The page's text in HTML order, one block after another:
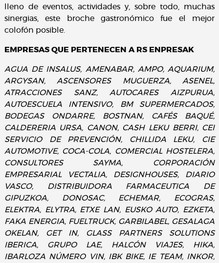
lleno de eventos, actividades y, sobre todo, muchas
sinergias, este broche gastronómico fue el mejor
colofón posible.
EMPRESAS QUE PERTENECEN A RS ENPRESAK
AGUA DE INSALUS, AMENABAR, AMPO, AQUARIUM,
ARGYSAN, ASCENSORES MUGUERZA, ASENEL,
ATRACCIONES SANZ, AUTOCARES AIZPURUA,
AUTOESCUELA INTENSIVO, BM SUPERMERCADOS,
BODEGAS ONDARRE, BOSTNAN, CAFÉS BAQUÉ,
CALDERERIA URSA, CANON, CASH LEKU BERRI, CEI
SERVICIO DE PREVENCIÓN, CHILLIDA LEKU, CIE
AUTOMOTIVE, COCA-COLA, COMERCIAL HOSTELERA,
CONSULTORES SAYMA, CORPORACIÓN
EMPRESARIAL VECTALIA, DESIGNHOUSES, DIARIO
VASCO, DISTRIBUIDORA FARMACEUTICA DE
GIPUZKOA, DONOSAC, ECHEMAR, ECOGRAS,
ELEKTRA, ELYTRA, ETXE LAN, EUSKO AUTO, EZKETA,
FAKA ENERGIA, FUELTRUCK, GARBILABEL, GESALAGA
OKELAN, GET IN, GLASS PARTNERS SOLUTIONS
IBERICA, GRUPO LAE, HALCÓN VIAJES, HIKA,
IBARLOZA NÚMERO VIN, IBK BIKE, IE TEAM, INKOR,